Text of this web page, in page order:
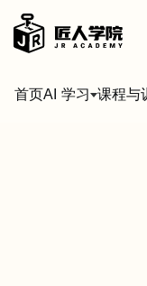
首页AI 学习 课程与